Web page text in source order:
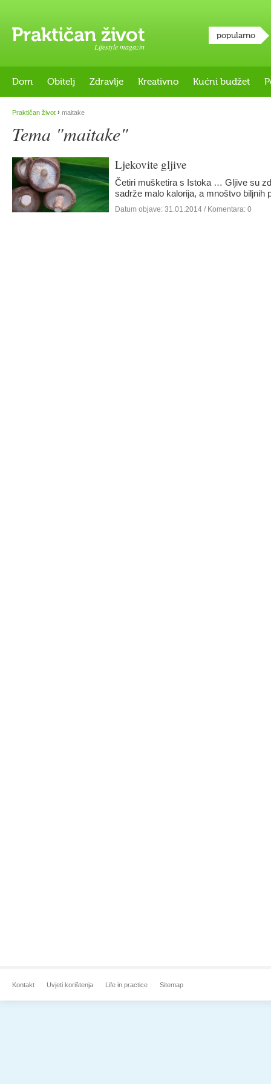
Lifestyle magazin
popularno
Dom Obitelj Zdravlje Kreativno Kućni budžet
Praktičan život › maitake
Tema "maitake"
Ljekovite gljive
Četiri mušketira s Istoka … Gljive su
sadrže malo kalorija, a mnoštvo biljnih
Datum objave: 31.01.2014 / Komentara: 0
Kontakt Uvjeti korištenja Life in practice Sitemap